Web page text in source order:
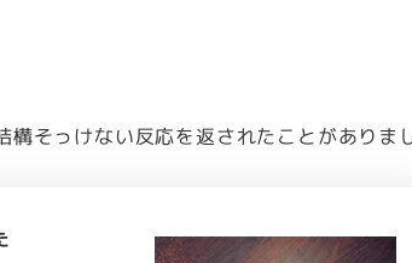
そっけない反応を返されたことがありまし